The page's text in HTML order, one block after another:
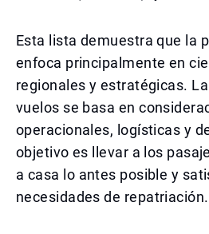
Esta lista demuestra que la
enfoca principalmente en
regionales y estratégicas.
vuelos se basa en
operacionales, logísticas y
objetivo es llevar a los
a casa lo antes posible y
necesidades de repatriación.